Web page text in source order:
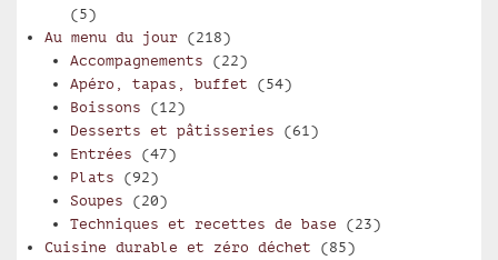
(5)
Au menu du jour (218)
Accompagnements (22)
Apéro, tapas, buffet (54)
Boissons (12)
Desserts et pâtisseries (61)
Entrées (47)
Plats (92)
Soupes (20)
Techniques et recettes de base (23)
Cuisine durable et zéro déchet (85)